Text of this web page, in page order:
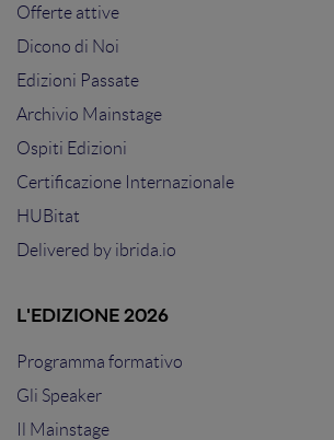
Offerte attive
Dicono di Noi
Edizioni Passate
Archivio Mainstage
Ospiti Edizioni
Certificazione Internazionale
HUBitat
Delivered by ibrida.io
L'EDIZIONE 2026
Programma formativo
Gli Speaker
Il Mainstage